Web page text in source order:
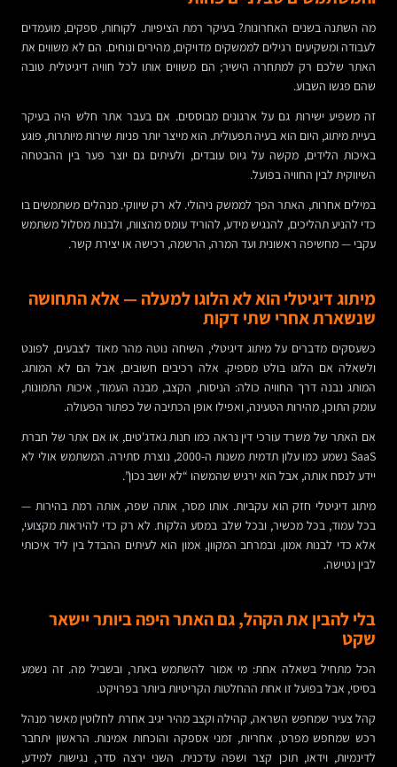
מה השתנה בשנים האחרונות? בעיקר רמת הציפיות. לקוחות, ספקים, מועמדים
לעבודה ומשקיעים רגילים לממשקים מדויקים, מהירים ונוחים. הם לא משווים את
האתר שלכם רק למתחרה הישיר; הם משווים אותו לכל חוויה דיגיטלית טובה
שהם פגשו השבוע.
זה משפיע ישירות גם על ארגונים מבוססים. אם בעבר אתר חלש היה בעיקר
בעיית מיתוג, היום הוא בעיה תפעולית. הוא מייצר יותר פניות שירות מיותרות, פוגע
באיכות הלידים, מקשה על גיוס עובדים, ולעיתים גם יוצר פער בין ההבטחה
השיווקית לבין החוויה בפועל.
במילים אחרות, האתר הפך לממשק ניהולי. לא רק שיווקי. מנהלים משתמשים בו
כדי להניע תהליכים, להנגיש מידע, להוריד עומס מהצוות, ולבנות מסלול משתמש
עקבי — מחשיפה ראשונית ועד המרה, הרשמה, רכישה או יצירת קשר.
מיתוג דיגיטלי הוא לא הלוגו למעלה — אלא התחושה
שנשארת אחרי שתי דקות
כשעסקים מדברים על מיתוג דיגיטלי, השיחה נוטה מהר מאוד לצבעים, לפונט
ולשאלה אם הלוגו בולט מספיק. אלה רכיבים חשובים, אבל הם לא המותג.
המותג נבנה דרך החוויה כולה: הניסוח, הקצב, מבנה העמוד, איכות התמונות,
עומק התוכן, מהירות הטעינה, ואפילו אופן הכתיבה של כפתור הפעולה.
אם האתר של משרד עורכי דין נראה כמו חנות גאדג'טים, או אם אתר של חברת
SaaS נשמע כמו עלון תדמית משנות ה-2000, נוצרת סתירה. המשתמש אולי לא
יידע לנסח אותה, אבל הוא ירגיש שהמשהו “לא יושב נכון”.
מיתוג דיגיטלי חזק הוא עקביות. אותו מסר, אותה שפה, אותה רמת בהירות —
בכל עמוד, בכל מכשיר, ובכל שלב במסע הלקוח. לא רק כדי להיראות מקצועי,
אלא כדי לבנות אמון. ובמרחב המקוון, אמון הוא לעיתים ההבדל בין ליד איכותי
לבין נטישה.
בלי להבין את הקהל, גם האתר היפה ביותר יישאר
שקט
הכל מתחיל בשאלה אחת: מי אמור להשתמש באתר, ובשביל מה. זה נשמע
בסיסי, אבל בפועל זו אחת ההחלטות הקריטיות ביותר בפרויקט.
קהל צעיר שמחפש השראה, קהילה וקצב מהיר יגיב אחרת לחלוטין מאשר מנהל
רכש שמחפש מפרט, אחריות, זמני אספקה והוכחות אמינות. הראשון יתחבר
לדינמיות, וידאו, תוכן קצר ושפה עדכנית. השני ירצה סדר, נגישות למידע,